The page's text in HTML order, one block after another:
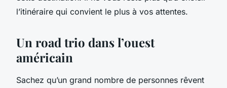
l’itinéraire qui convient le plus à vos attentes.
Un road trio dans l’ouest
américain
Sachez qu’un grand nombre de personnes rêvent